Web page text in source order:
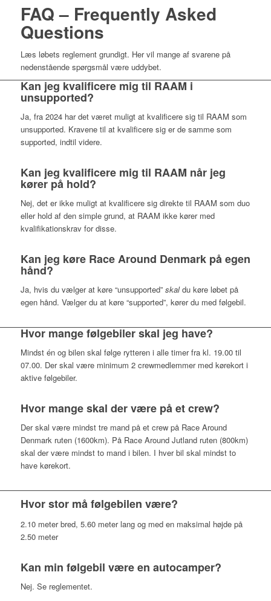
FAQ – Frequently Asked
Questions
Læs løbets reglement grundigt. Her vil mange af svarene på
nedenstående spørgsmål være uddybet.
Kan jeg kvalificere mig til RAAM i
unsupported?
Ja, fra 2024 har det været muligt at kvalificere sig til RAAM som
unsupported. Kravene til at kvalificere sig er de samme som
supported, indtil videre.
Kan jeg kvalificere mig til RAAM når jeg
kører på hold?
Nej, det er ikke muligt at kvalificere sig direkte til RAAM som duo
eller hold af den simple grund, at RAAM ikke kører med
kvalifikationskrav for disse.
Kan jeg køre Race Around Denmark på egen
hånd?
Ja, hvis du vælger at køre “unsupported” skaldu køre løbet på
egen hånd. Vælger du at køre “supported”, kører du med følgebil.
Hvor mange følgebiler skal jeg have?
Mindst én og bilen skal følge rytteren i alle timer fra kl. 19.00 til
07.00. Der skal være minimum 2 crewmedlemmer med kørekort i
aktive følgebiler.
Hvor mange skal der være på et crew?
Der skal være mindst tre mand på et crew på Race Around
Denmark ruten (1600km). På Race Around Jutland ruten (800km)
skal der være mindst to mand i bilen. I hver bil skal mindst to
have kørekort.
Hvor stor må følgebilen være?
2.10 meter bred, 5.60 meter lang og med en maksimal højde på
2.50 meter
Kan min følgebil være en autocamper?
Nej. Se reglementet.